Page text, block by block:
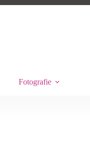
Fotografie